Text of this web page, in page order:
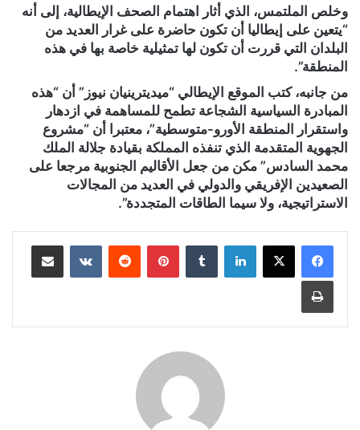
وخلص الملتمس، الذي أثار اهتمام الصحف الإيطالية، إلى أنه
“يتعين على إيطاليا أن تكون حاضرة على غرار العديد من
البلدان التي قررت أن تكون لها تمثيلية خاصة بها في هذه
المنطقة”.
من جانبه، كتب الموقع الإيطالي “ميديترينيان نيوز” أن “هذه
المبادرة السياسية الشجاعة تطمح للمساهمة في ازدهار
واستقرار المنطقة الأورو-متوسطية”، معتبرا أن “مشروع
الجهوية المتقدمة الذي تنفذه المملكة بقيادة جلالة الملك
محمد السادس” مكن من جعل الأقاليم الجنوبية مرجعا على
الصعيدين الإفريقي والدولي في العديد من المجالات
الاستراتيجية، ولا سيما الطاقات المتجددة”.
لينكدإن بينتيريست مشاركة عبر البريد
طباعة